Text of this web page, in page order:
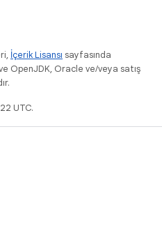
İçerik Lisansı sayfasında
OpenJDK, Oracle ve/veya satış
UTC.